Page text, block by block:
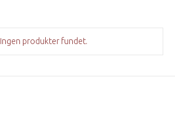
Ingen produkter fundet.